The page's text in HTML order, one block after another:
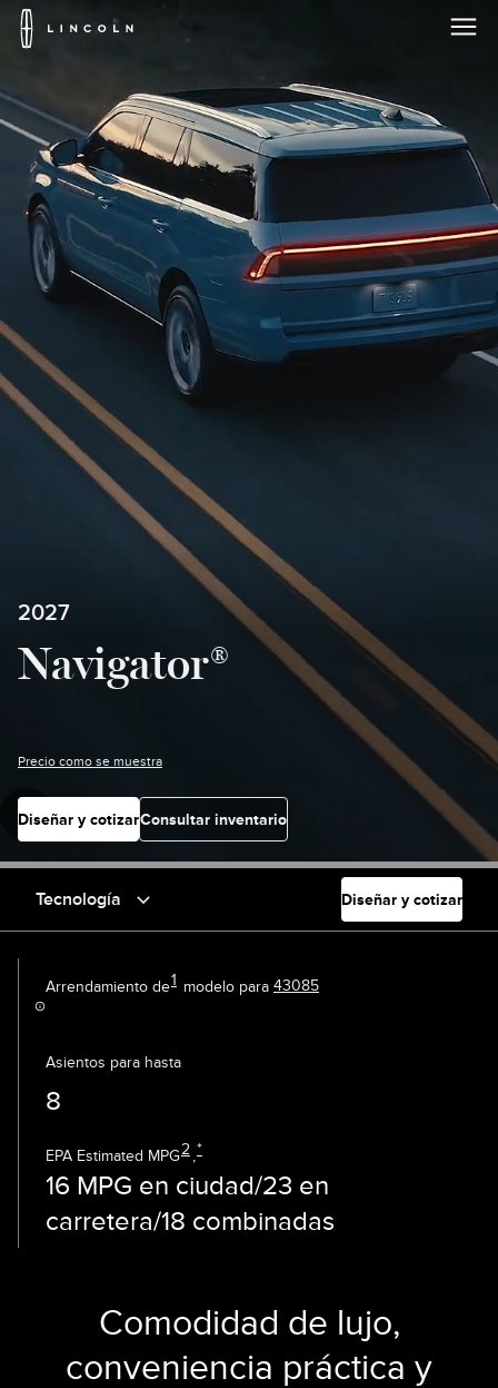
2027
Navigator®
Precio como se muestra
Diseñar y cotizarConsultar inventario
Tecnología Diseñar y cotizar
Arrendamiento de1 modelo para 43085
Asientos para hasta
8
EPA Estimated MPG2 *
16 MPG en ciudad/23 en
carretera/18 combinadas
Comodidad de lujo,
conveniencia práctica y